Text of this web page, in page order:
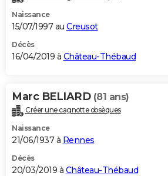
Naissance
15/07/1997 au Creusot
Décès
16/04/2019 à Château-Thébaud
Marc BELIARD (81 ans)
Créer une cagnotte obsèques
Naissance
21/06/1937 à Rennes
Décès
20/03/2019 à Château-Thébaud